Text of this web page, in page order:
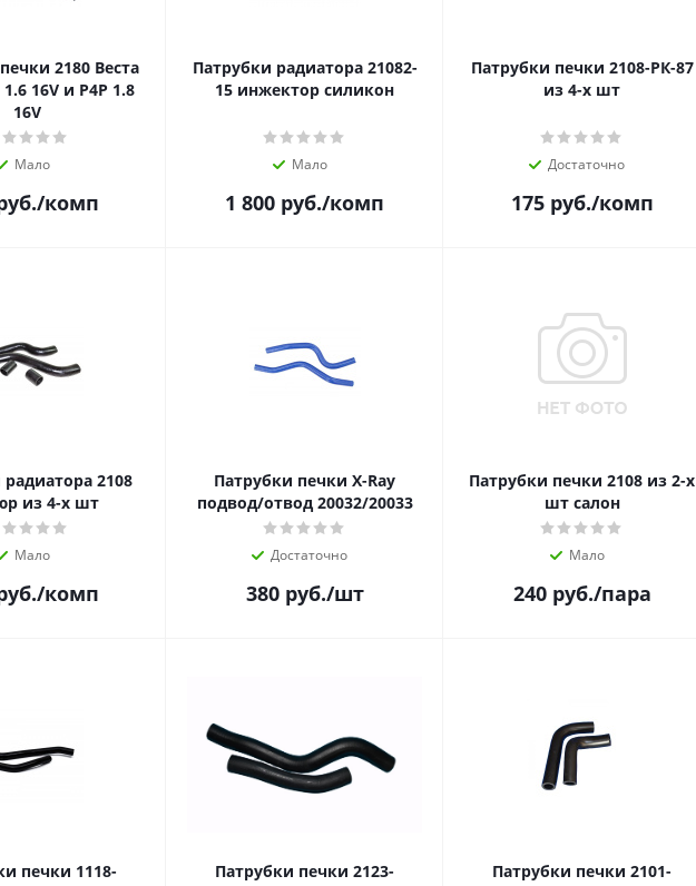
2180 Веста
16V и P4P 1.8
16V
Мало
/комп
Патрубки радиатора 21082-
15 инжектор силикон
Мало
1 800 руб./комп
Патрубки печки 2108-РК-87
из 4-х шт
Достаточно
175руб./комп
2108
из 4-х шт
Мало
/комп
Патрубки печки X-Ray
подвод/отвод 20032/20033
Достаточно
380руб./шт
Патрубки печки 2108 из 2-х
шт салон
Мало
240руб./пара
печки 1118-
Патрубки печки 2123-
Патрубки печки 2101-